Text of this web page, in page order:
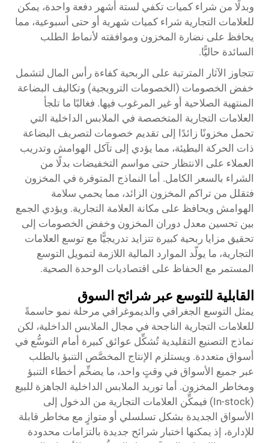
وبدلًا من شراء كميات تكفي لستة أشهر دفعة واحدة، يمكن
للعلامات التجارية شراء كميات شهرية أو حتى أسبوعية، مما
يحافظ على نضارة المخزون وموافقته لأنماط الطلب
السائدة حاليًّا.
تتجاوز الآثار المترتبة على الربحية كفاءة رأس المال لتشمل
خفض الخصومات (الخصومات الترويجية) وتكاليف البضاعة
المنتهية الصلاحية أو غير المرغوب فيها. فغالبًا ما تلجأ
العلامات التجارية المتخصصة في الملابس الداخلية التي
تحمل مخزونًا زائدًا إلى تقديم خصومات لتصريف البضاعة
ذات الحركة البطيئة، مما يؤدي إلى تآكل الهوامش وتدريب
العملاء على الانتظار حتى مواسم التخفيضات بدلًا من
الشراء بالسعر الكامل. أما النماذج المتوفرة في المخزون
فتقلل من تراكم المخزون الزائد، مما يحمي سلامة
الهوامش ويحافظ على مكانة العلامة التجارية. ويؤدي الجمع
بين تحسين معدل دوران المخزون وخفض الخصومات إلى
تحقيق مزايا ربحية كبيرة تتزايد تدريجيًّا مع توسع العلامات
التجارية، ما يولّد الموارد المالية اللازمة لتمويل التوسع
المستمر مع الحفاظ على اقتصاديات الوحدة الصحية.
القابلية للتوسع عبر شرائح السوق
يمثل التوسع الجغرافي والديموغرافي مرحلة نمو حاسمةً
للعلامات التجارية الناجحة في مجال الملابس الداخلية، لكن
نماذج التصنيع التقليدية تُشكِّل عوائق كبيرة أمام التوسُّع في
أسواق متعددة. ويستلزم الإنتاج المخصَّص التنبؤ بالطلب
عبر جميع الأسواق في وقتٍ واحد، ما يضخِّم أخطاء التنبؤ
ومخاطر المخزون. أما توريد الملابس الداخلية الجاهزة للبيع
(In-stock) فيمكِّن العلامات التجارية من الدخول إلى
الأسواق الجديدة بشكل تسلسلي أو متوازٍ مع مخاطر قابلة
للإدارة، إذ يمكنها اختبار شرائح جديدة بالتزامات محدودة